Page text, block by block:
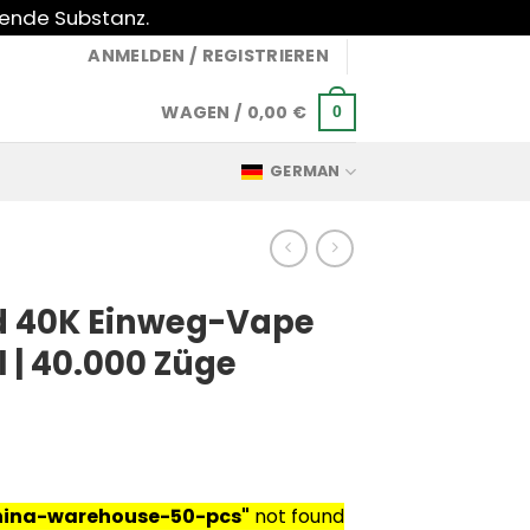
Substanz.
ANMELDEN / REGISTRIEREN
WAGEN / 0,00 € 0
GERMAN
40K Einweg-Vape
40.000 Züge
warehouse-50-pcs" not found